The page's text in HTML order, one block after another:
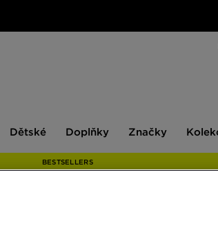
Dětské Doplňky Značky
BESTSELLERS